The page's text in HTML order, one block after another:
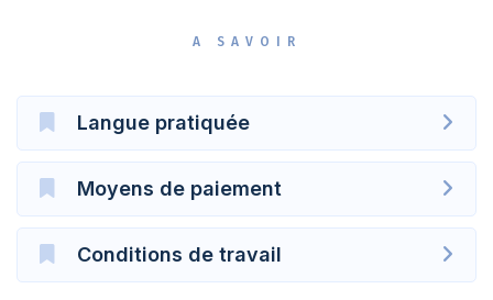
A SAVOIR
Langue pratiquée
Moyens de paiement
Conditions de travail